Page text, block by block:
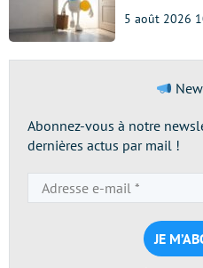
5 août 2026
Abonnez-vous à notre
dernières actus par mail !
*